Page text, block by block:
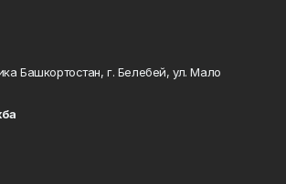
Башкортостан, г. Белебей, ул. Мало